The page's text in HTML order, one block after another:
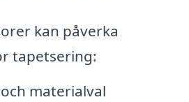
kan påverka
tapetsering:
materialval